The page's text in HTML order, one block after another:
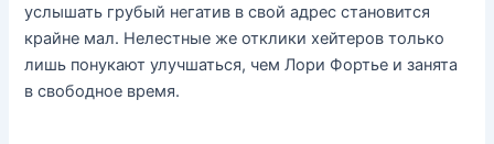
услышать грубый негатив в свой адрес становится
крайне мал. Нелестные же отклики хейтеров только
лишь понукают улучшаться, чем Лори Фортье и занята
в свободное время.